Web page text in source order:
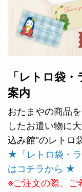
「レトロ袋
案内
おたまやの商品
したお遣い物に
込み館"のレトロ
★「レトロ袋・
はコチラから ★
※ご注文の際、ご